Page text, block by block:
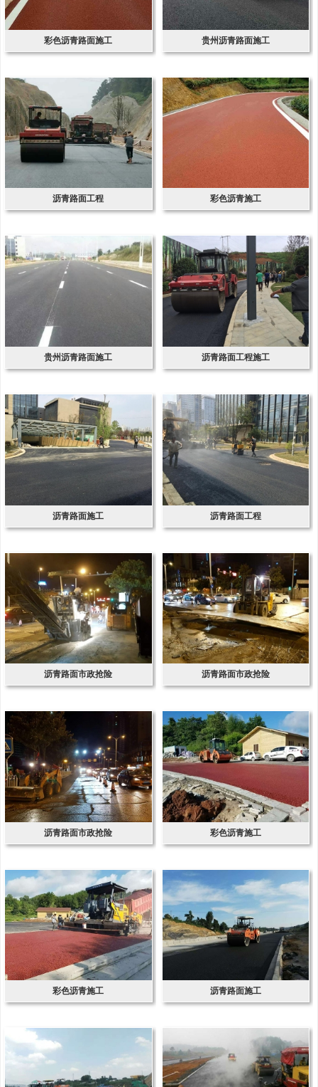
彩色沥青路面施工 贵州沥青路面施工
沥青路面工程 彩色沥青施工
贵州沥青路面施工 沥青路面工程施工
沥青路面施工 沥青路面工程
沥青路面市政抢险 沥青路面市政抢险
沥青路面市政抢险 彩色沥青施工
彩色沥青施工 沥青路面施工